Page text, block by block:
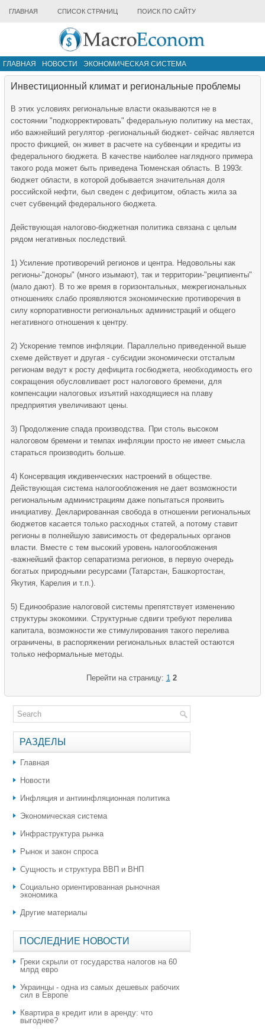
ГЛАВНАЯ СПИСОК СТРАНИЦ ПОИСК ПО САЙТУ
ГЛАВНАЯ НОВОСТИ
ЭКОНОМИЧЕСКАЯ СИСТЕМА
ИНФРАСТРУКТУРА РЫНКА
Инвестиционный климат и региональные проблемы
В этих условиях региональные власти оказываются не в
состоянии "подкорректировать" федеральную политику на местах,
ибо важнейший регулятор -региональный бюджет- сейчас является
просто фикцией, он живет в расчете на субвенции и кредиты из
федерального бюджета. В качестве наиболее наглядного примера
такого рода может быть приведена Тюменская область. В 1993г.
бюджет области, в которой добывается значительная доля
российской нефти, был сведен с дефицитом, область жила за
счет субвенций федерального бюджета.
Действующая налогово-бюджетная политика связана с целым
рядом негативных последствий.
1) Усиление противоречий регионов и центра. Недовольны как
регионы-"доноры" (много изымают), так и территории-"реципиенты"
(мало дают). В то же время в горизонтальных, межрегиональных
отношениях слабо проявляются экономические противоречия в
силу корпоративности региональных администраций и общего
негативного отношения к центру.
2) Ускорение темпов инфляции. Параллельно приведенной выше
схеме действует и другая - субсидии экономически отсталым
регионам ведут к росту дефицита госбюджета, необходимость его
сокращения обусловливает рост налогового бремени, для
компенсации налоговых изъятий находящиеся на плаву
предприятия увеличивают цены.
3) Продолжение спада производства. При столь высоком
налоговом бремени и темпах инфляции просто не имеет смысла
стараться производить больше.
4) Консервация иждивенческих настроений в обществе.
Действующая система налогообложения не дает возможности
региональным администрациям даже попытаться проявить
инициативу. Декларированная свобода в отношении региональных
бюджетов касается только расходных статей, а потому ставит
регионы в полнейшую зависимость от федеральных органов
власти. Вместе с тем высокий уровень налогообложения
-важнейший фактор сепаратизма регионов, в первую очередь
богатых природными ресурсами (Татарстан, Башкортостан,
Якутия, Карелия и т.п.).
5) Единообразие налоговой системы препятствует изменению
структуры экокомики. Структурные сдвиги требуют перелива
капитала, возможности же стимулирования такого перелива
ограничены, в распоряжении региональных властей остаются
только неформальные методы.
Перейти на страницу: 1 2
РАЗДЕЛЫ
Главная
Новости
Инфляция и антиинфляционная политика
Экономическая система
Инфраструктура рынка
Рынок и закон спроса
Сущность и структура ВВП и ВНП
Социально ориентированная рыночная
экономика
Другие материалы
ПОСЛЕДНИЕ НОВОСТИ
Греки скрыли от государства налогов на 60
млрд евро
Украинцы - одна из самых дешевых рабочих
сил в Европе
Квартира в кредит или в аренду: что
выгоднее?